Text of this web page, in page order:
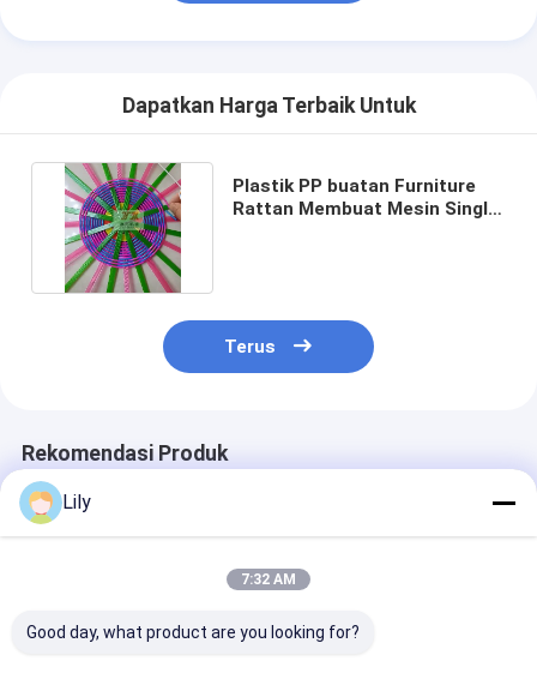
Dapatkan Harga Terbaik Untuk
Plastik PP buatan Furniture
Rattan Membuat Mesin Single
Terus
Rekomendasi Produk
Lily
7:32 AM
Good day, what product are you looking for?